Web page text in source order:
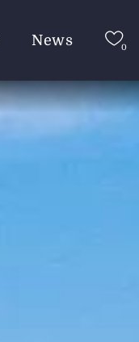
News